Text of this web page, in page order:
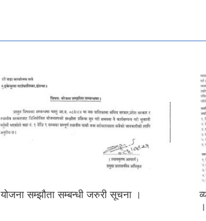
योजना सम्झौता सम्बन्धी जरुरी सूचना ।
।